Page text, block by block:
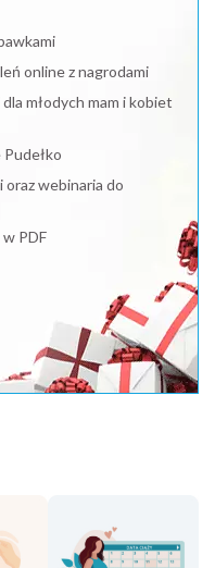
online z nagrodami
młodych mam i kobiet
webinaria do
PDF